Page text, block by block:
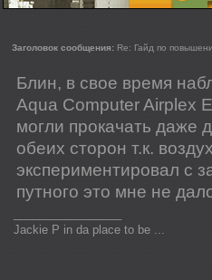
Заголовок сообщения: Re: Гайд по
Блин, в свое время
Aqua Computer Airplex
могли прокачать даже
обеих сторон т.к.
экспериментировал с
путного это мне не
Jackie P in da place to be ...